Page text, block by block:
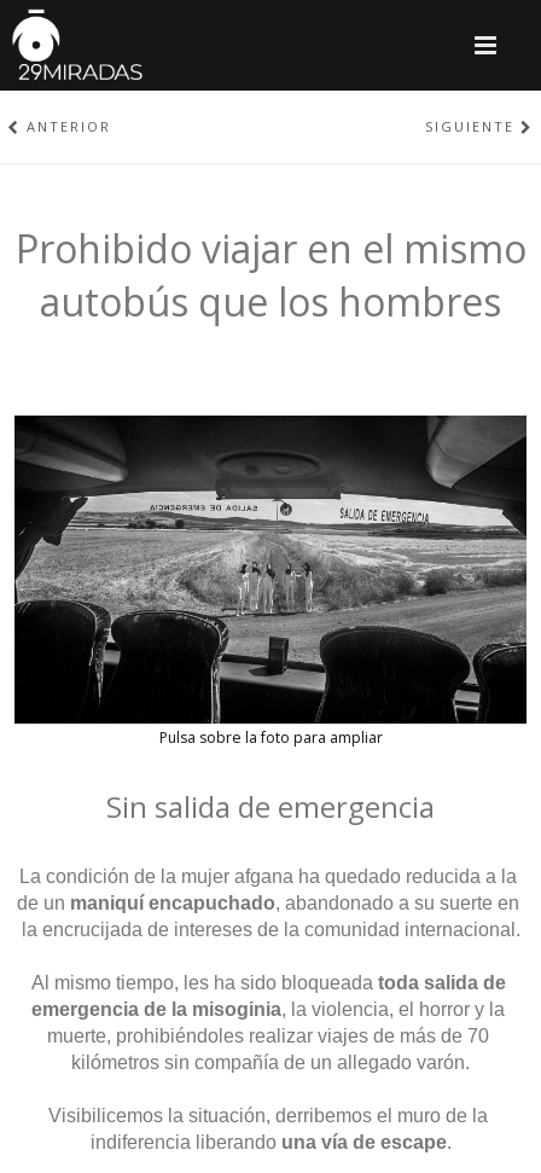
ANTERIOR SIGUIENTE
Prohibido viajar en el mismo
autobús que los hombres
Pulsa sobre la foto para ampliar
Sin salida de emergencia
La condición de la mujer afgana ha quedado reducida a la
de un maniquí encapuchado, abandonado a su suerte en
la encrucijada de intereses de la comunidad internacional.
Al mismo tiempo, les ha sido bloqueada toda salida de
emergencia de la misoginia, la violencia, el horror y la
muerte, prohibiéndoles realizar viajes de más de 70
kilómetros sin compañía de un allegado varón.
Visibilicemos la situación, derribemos el muro de la
indiferencia liberando una vía de escape.